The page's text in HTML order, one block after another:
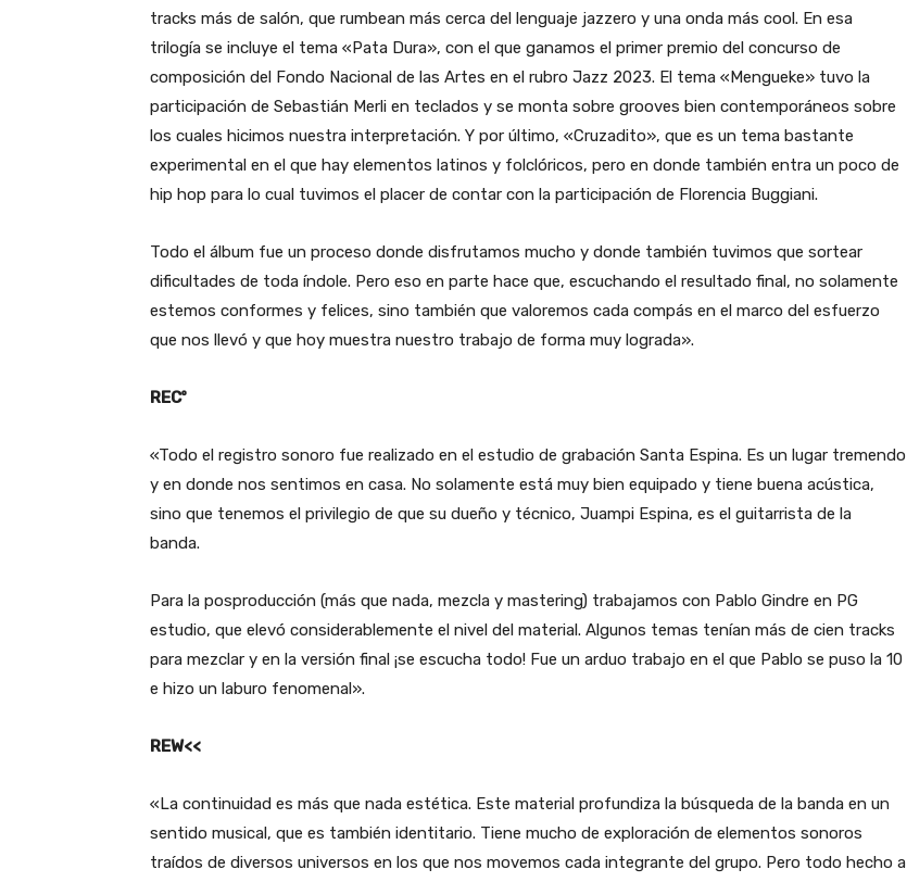
tracks más de salón, que rumbean más cerca del lenguaje jazzero y una onda más cool. En esa
trilogía se incluye el tema «Pata Dura», con el que ganamos el primer premio del concurso de
composición del Fondo Nacional de las Artes en el rubro Jazz 2023. El tema «Mengueke» tuvo la
participación de Sebastián Merli en teclados y se monta sobre grooves bien contemporáneos sobre
los cuales hicimos nuestra interpretación. Y por último, «Cruzadito», que es un tema bastante
experimental en el que hay elementos latinos y folclóricos, pero en donde también entra un poco de
hip hop para lo cual tuvimos el placer de contar con la participación de Florencia Buggiani.
Todo el álbum fue un proceso donde disfrutamos mucho y donde también tuvimos que sortear
dificultades de toda índole. Pero eso en parte hace que, escuchando el resultado final, no solamente
estemos conformes y felices, sino también que valoremos cada compás en el marco del esfuerzo
que nos llevó y que hoy muestra nuestro trabajo de forma muy lograda».
RECº
«Todo el registro sonoro fue realizado en el estudio de grabación Santa Espina. Es un lugar tremendo
y en donde nos sentimos en casa. No solamente está muy bien equipado y tiene buena acústica,
sino que tenemos el privilegio de que su dueño y técnico, Juampi Espina, es el guitarrista de la
banda.
Para la posproducción (más que nada, mezcla y mastering) trabajamos con Pablo Gindre en PG
estudio, que elevó considerablemente el nivel del material. Algunos temas tenían más de cien tracks
para mezclar y en la versión final ¡se escucha todo! Fue un arduo trabajo en el que Pablo se puso la 10
e hizo un laburo fenomenal».
REW<<
«La continuidad es más que nada estética. Este material profundiza la búsqueda de la banda en un
sentido musical, que es también identitario. Tiene mucho de exploración de elementos sonoros
traídos de diversos universos en los que nos movemos cada integrante del grupo. Pero todo hecho a